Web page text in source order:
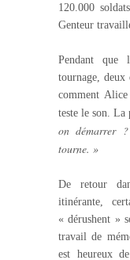
120.000
Genteur
Pendant que
tournage, deux
comment
teste le son. La
on démarrer
tourne. »
De retour
itinérante,
« dérushent »
travail de
est heureux